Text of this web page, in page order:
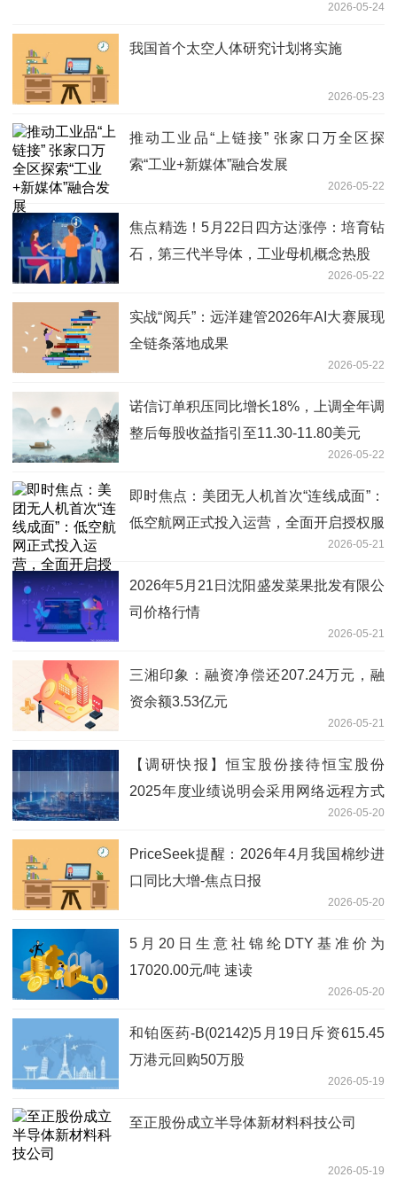
2026-05-24
我国首个太空人体研究计划将实施
2026-05-23
推动工业品“上链接” 张家口万全区探
索“工业+新媒体”融合发展
2026-05-22
焦点精选！5月22日四方达涨停：培育钻
石，第三代半导体，工业母机概念热股
2026-05-22
实战“阅兵”：远洋建管2026年AI大赛展现
全链条落地成果
2026-05-22
诺信订单积压同比增长18%，上调全年调
整后每股收益指引至11.30-11.80美元
2026-05-22
即时焦点：美团无人机首次“连线成面”：
低空航网正式投入运营，全面开启授权服
2026-05-21
2026年5月21日沈阳盛发菜果批发有限公
司价格行情
2026-05-21
三湘印象：融资净偿还207.24万元，融
资余额3.53亿元
2026-05-21
【调研快报】恒宝股份接待恒宝股份
2025年度业绩说明会采用网络远程方式
2026-05-20
PriceSeek提醒：2026年4月我国棉纱进
口同比大增-焦点日报
2026-05-20
5月20日生意社锦纶DTY基准价为
17020.00元/吨 速读
2026-05-20
和铂医药-B(02142)5月19日斥资615.45
万港元回购50万股
2026-05-19
至正股份成立半导体新材料科技公司
2026-05-19